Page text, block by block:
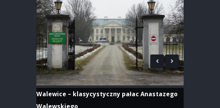
Walewice – klasycystyczny pałac Anastazego
Walewskiego